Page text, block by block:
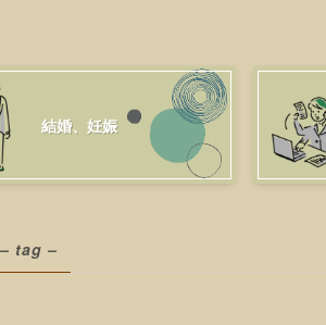
結婚、妊娠
– tag –